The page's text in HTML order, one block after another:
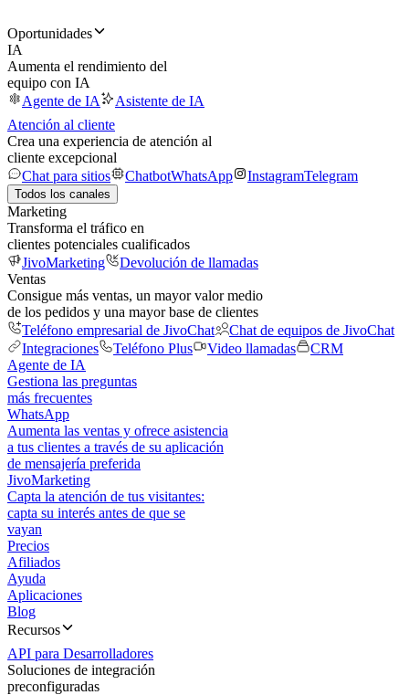
Oportunidades
IA
Aumenta el rendimiento del
equipo con IA
Agente de IA
Asistente de IA
Atención al cliente
Crea una experiencia de atención al
cliente excepcional
Chat para sitios
ChatbotWhatsApp InstagramTelegram
Todos los canales
Marketing
Transforma el tráfico en
clientes potenciales cualificados
JivoMarketing
Devolución de llamadas
Ventas
Consigue más ventas, un mayor valor medio
de los pedidos y una mayor base de clientes
Teléfono empresarial de JivoChat
Chat de equipos de JivoChat
Integraciones
Teléfono Plus Video llamadas
CRM
Agente de IA
Gestiona las preguntas
más frecuentes
WhatsApp
Aumenta las ventas y ofrece asistencia
a tus clientes a través de su aplicación
de mensajería preferida
JivoMarketing
Capta la atención de tus visitantes:
capta su interés antes de que se
vayan
Precios
Afiliados
Ayuda
Aplicaciones
Blog
Recursos
API para Desarrolladores
Soluciones de integración
preconfiguradas